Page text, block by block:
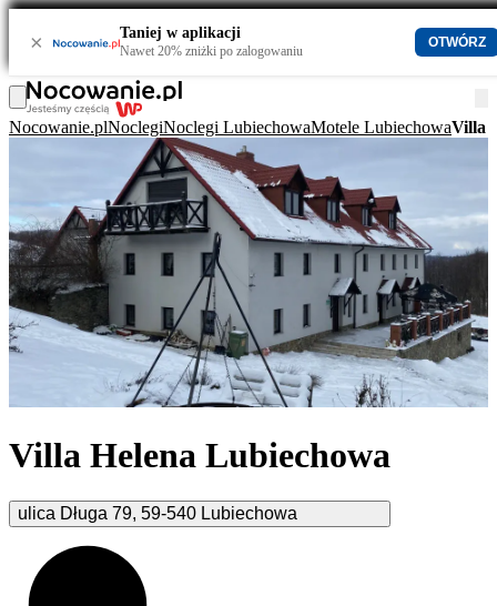
× Taniej w aplikacji
Nawet 20% zniżki po zalogowaniu
OTWÓRZ
Nocowanie.plNoclegiNoclegi LubiechowaMotele LubiechowaVilla
Villa Helena Lubiechowa
ulica Długa 79, 59-540 Lubiechowa